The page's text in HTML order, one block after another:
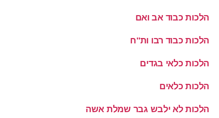
הלכות כבוד אב ואם
הלכות כבוד רבו ות''ח
הלכות כלאי בגדים
הלכות כלאים
הלכות לא ילבש גבר שמלת אשה